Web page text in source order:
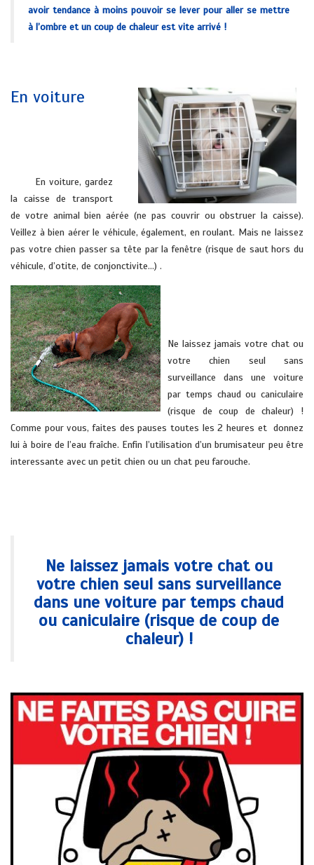
avoir tendance à moins pouvoir se lever pour aller se mettre
à l’ombre et un coup de chaleur est vite arrivé !
En voiture
En voiture, gardez
la caisse de transport
de votre animal bien aérée (ne pas couvrir ou obstruer la caisse).
Veillez à bien aérer le véhicule, également, en roulant. Mais ne laissez
pas votre chien passer sa tête par la fenêtre (risque de saut hors du
véhicule, d’otite, de conjonctivite…) .
Ne laissez jamais votre chat ou
votre chien seul sans
surveillance dans une voiture
par temps chaud ou caniculaire
(risque de coup de chaleur) !
Comme pour vous, faites des pauses toutes les 2 heures et donnez
lui à boire de l’eau fraîche. Enfin l’utilisation d’un brumisateur peu être
interessante avec un petit chien ou un chat peu farouche.
Ne laissez jamais votre chat ou
votre chien seul sans surveillance
dans une voiture par temps chaud
ou caniculaire (risque de coup de
chaleur) !